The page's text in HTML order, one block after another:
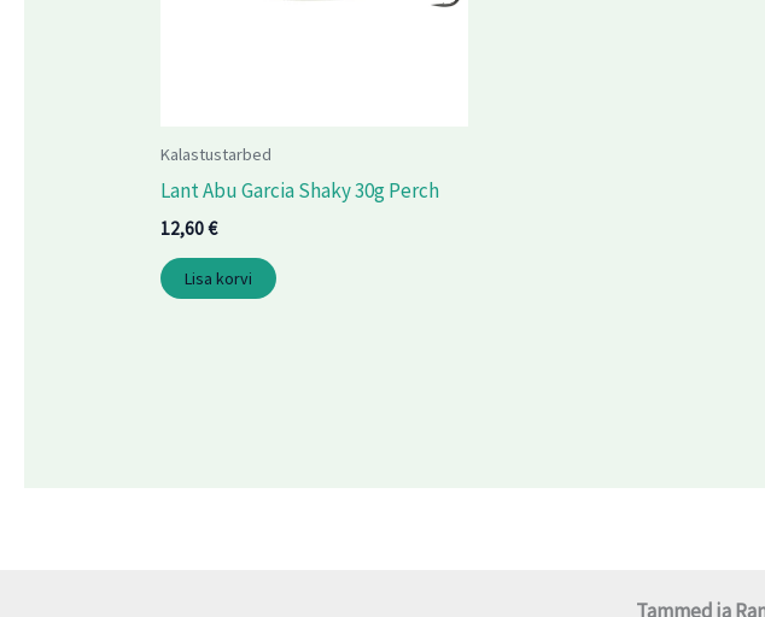
Kalastustarbed
Lant Abu Garcia Shaky 30g Perch
12,60€
Lisa korvi
Tammed ja